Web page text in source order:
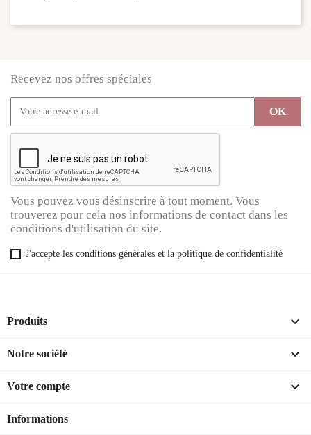
Recevez nos offres spéciales
Vous pouvez vous désinscrire à tout moment. Vous
trouverez pour cela nos informations de contact dans les
conditions d'utilisation du site.
J'accepte les conditions générales et la politique de confidentialité
Produits 
Notre société 
Votre compte 
Informations